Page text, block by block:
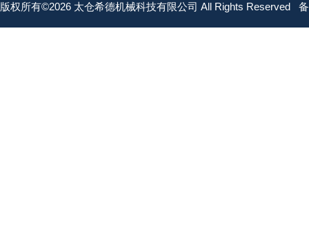
版权所有©2026 太仓希德机械科技有限公司 All Rights Reserved